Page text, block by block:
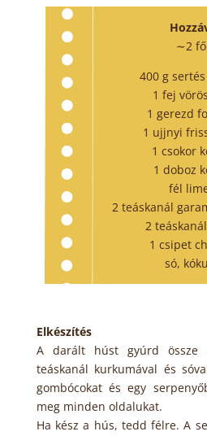
∼2
400 g
1 fej
1 gerezd
1 ujjnyi
1 csokor
1 doboz
fél
2 teáskanál
2
1 csipet
só,
Elkészítés
A darált húst gyúrd össze
teáskanál kurkumával és
gombócokat és egy
meg minden oldalukat.
Ha kész a hús, tedd félre. A